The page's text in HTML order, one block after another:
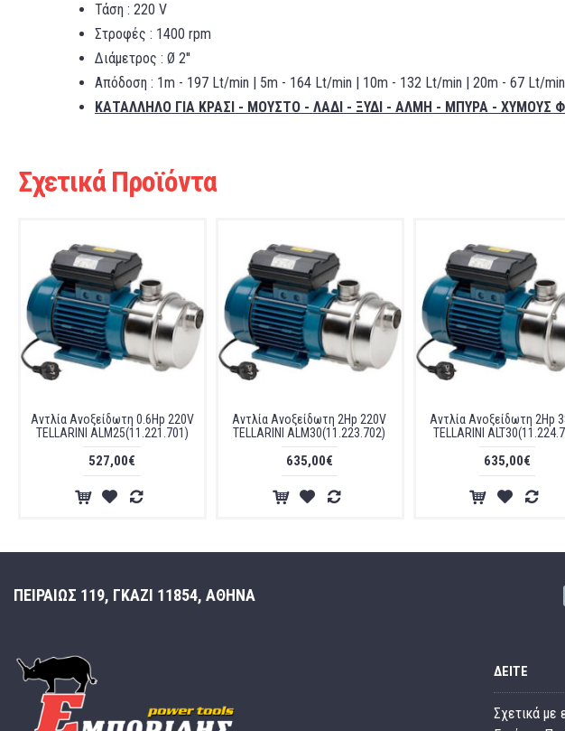
Τάση : 220 V
Στροφές : 1400 rpm
Διάμετρος : Ø 2''
Απόδοση : 1m - 197 Lt/min | 5m - 164 Lt/min | 10m - 132 Lt/min | 20m - 67 Lt/min
ΚΑΤΑΛΛΗΛΟ ΓΙΑ ΚΡΑΣΙ - ΜΟΥΣΤΟ - ΛΑΔΙ - ΞΥΔΙ - ΑΛΜΗ - ΜΠΥΡΑ - ΧΥΜΟΥΣ
Σχετικά Προϊόντα
Αντλία Ανοξείδωτη 0.6Hp 220V
TELLARINI ALM25(11.221.701)
527,00€
Αντλία Ανοξείδωτη 2Hp 220V
TELLARINI ALM30(11.223.702)
635,00€
Αντλία Ανοξείδωτη 2Hp
TELLARINI
635,00€
ΠΕΙΡΑΙΩΣ 119, ΓΚΑΖΙ 11854, ΑΘΗΝΑ
ΔΕΊΤΕ
Σχετικά με